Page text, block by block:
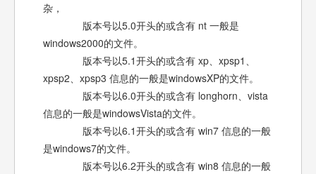
杂，
版本号以5.0开头的或含有 nt 一般是
windows2000的文件。
版本号以5.1开头的或含有 xp、xpsp1、
xpsp2、xpsp3 信息的一般是windowsXP的文件。
版本号以6.0开头的或含有 longhorn、vista
信息的一般是windowsVista的文件。
版本号以6.1开头的或含有 win7 信息的一般
是windows7的文件。
版本号以6.2开头的或含有 win8 信息的一般